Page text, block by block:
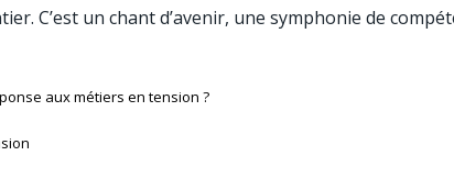
C’est un chant d’avenir, une symphonie de
aux métiers en tension ?